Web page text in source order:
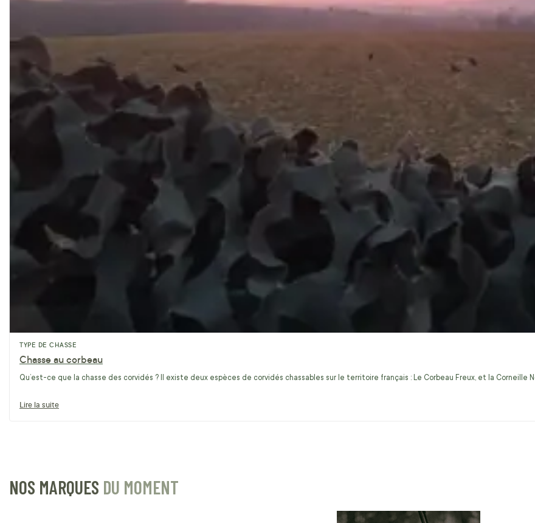
TYPE DE CHASSE
Chasse au corbeau
Qu’est-ce que la chasse des corvidés ? Il existe deux espèces de corvidés chassables sur le territoire français : Le Corbeau Freux, et la Corneille
Lire la suite
NOS MARQUES DU MOMENT